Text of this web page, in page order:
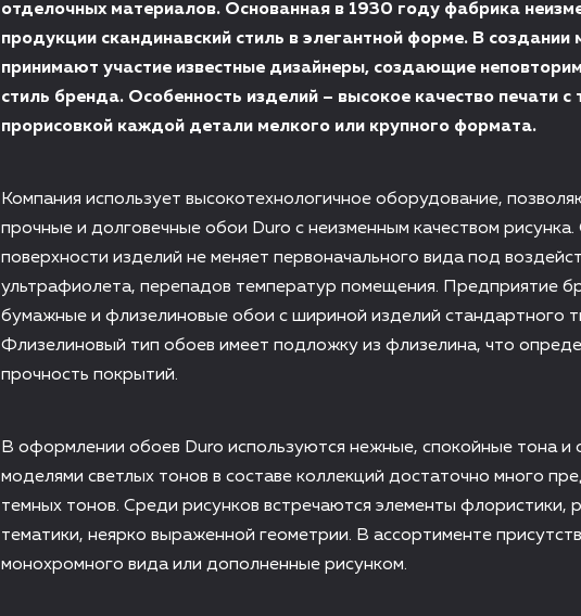
отделочных материалов. Основанная в 1930 году фабрика
продукции скандинавский стиль в элегантной форме. В создании
принимают участие известные дизайнеры, создающие
стиль бренда. Особенность изделий – высокое качество печати с
прорисовкой каждой детали мелкого или крупного формата.
Компания использует высокотехнологичное оборудование,
прочные и долговечные обои Duro с неизменным качеством рисунка.
поверхности изделий не меняет первоначального вида под
ультрафиолета, перепадов температур помещения. Предприятие
бумажные и флизелиновые обои с шириной изделий стандартного
Флизелиновый тип обоев имеет подложку из флизелина, что
прочность покрытий.
В оформлении обоев Duro используются нежные, спокойные тона и
моделями светлых тонов в составе коллекций достаточно много
темных тонов. Среди рисунков встречаются элементы флористики,
тематики, неярко выраженной геометрии. В ассортименте
монохромного вида или дополненные рисунком.